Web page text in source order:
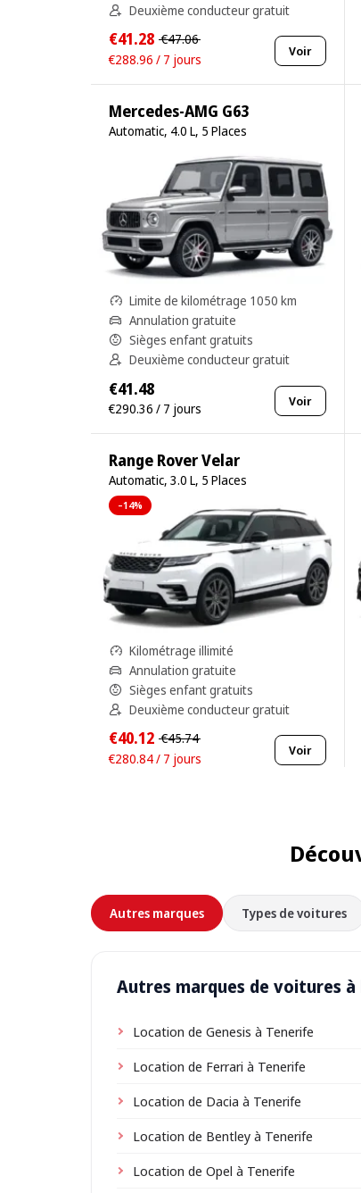
Deuxième conducteur gratuit
€41.28 €47.06
€288.96 / 7 jours
Voir
Mercedes-AMG G63
Automatic, 4.0 L, 5 Places
Limite de kilométrage 1050 km
Annulation gratuite
Sièges enfant gratuits
Deuxième conducteur gratuit
€41.48
€290.36 / 7 jours Voir
Range Rover Velar
Automatic, 3.0 L, 5 Places
–14%
Kilométrage illimité
Annulation gratuite
Sièges enfant gratuits
Deuxième conducteur gratuit
€40.12 €45.74
€280.84 / 7 jours
Voir
Autres marques Types de voitures
Autres marques de voitures
Location de Genesis à Tenerife
Location de Ferrari à Tenerife
Location de Dacia à Tenerife
Location de Bentley à Tenerife
Location de Opel à Tenerife